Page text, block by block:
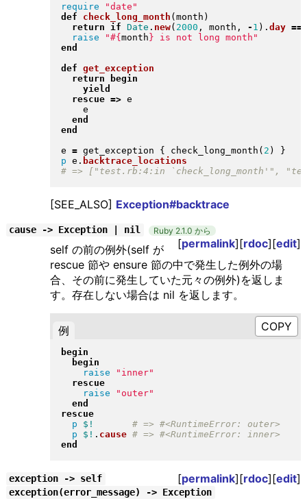
require "date "
def
check_long_month (month )
return
if Date . new( 2000 , month, - 1 ) . day ==
raise
"#{month} is not long month "
end
def get_exception
return
begin
yield
rescue => e
    e
end
end
e = get_exception { check_long_month ( 2 )
}
p e . backtrace_locations
[SEE_ALSO] Exception#backtrace
cause -> Exception | nil Ruby 2.1.0 から
[permalink][rdoc][edit]
self の前の例外(self が
rescue 節や ensure 節の中で発生した例外の場
合、その前に発生していた元々の例外)を返しま
す。存在しない場合は nil を返します。
例
begin
begin
raise
" inner"
rescue
raise
" outer"
end
rescue
p
$!
p
$! . cause
end
exception -> self [permalink][rdoc][edit]
exception(error_message) -> Exception